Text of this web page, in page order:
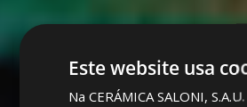
Este website usa
Na CERÁMICA SALONI,